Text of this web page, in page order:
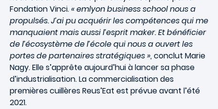
Fondation Vinci.« emlyon business school nous a
propulsés. J’ai pu acquérir les compétences qui me
manquaient mais aussi l’esprit maker. Et bénéficier
de l’écosystème de l’école qui nous a ouvert les
portes de partenaires stratégiques », conclut Marie
Nagy. Elle s’apprête aujourd’hui à lancer sa phase
d’industrialisation. La commercialisation des
premières cuillères Reus’Eat est prévue avant l’été
2021.